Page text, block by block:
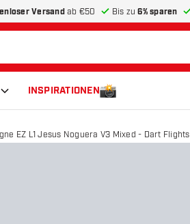
Versandab €50 Bis zu6% sparen
INSPIRATIONEN
EZ L1 Jesus Noguera V3 Mixed - Dart Flights